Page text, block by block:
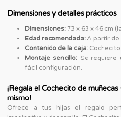
Dimensiones y detalles prácticos
Dimensiones: 73 x 63 x 46 cm
Edad recomendada:A partir de
Contenido de la caja:
Montaje sencillo:Se requiere
fácil configuración.
¡Regala el Cochecito de
mismo!
Ofrece a tus hijas el regalo